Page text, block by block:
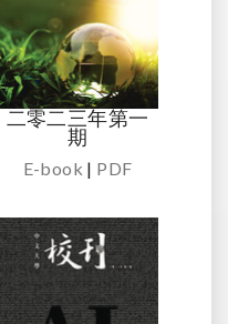
二零二三年第一
期
E-book | PDF